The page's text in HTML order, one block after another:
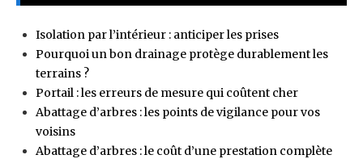
Isolation par l’intérieur : anticiper les prises
Pourquoi un bon drainage protège durablement les
terrains ?
Portail : les erreurs de mesure qui coûtent cher
Abattage d’arbres : les points de vigilance pour vos
voisins
Abattage d’arbres : le coût d’une prestation complète